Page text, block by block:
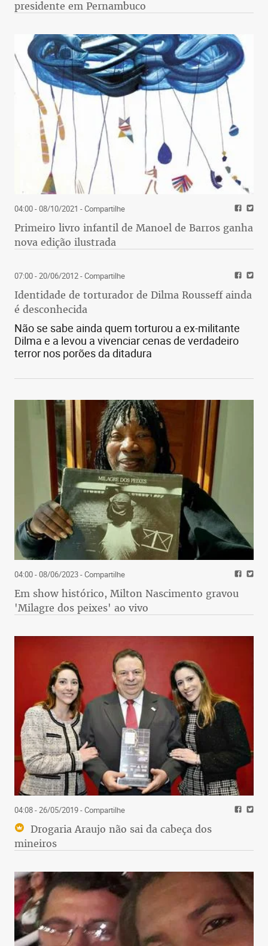
presidente em Pernambuco
04:00 - 08/10/2021 - Compartilhe
Primeiro livro infantil de Manoel de Barros ganha
nova edição ilustrada
07:00 - 20/06/2012- Compartilhe
Identidade de torturador de Dilma Rousseff ainda
é desconhecida
Não se sabe ainda quem torturou a ex-militante
Dilma e a levou a vivenciar cenas de verdadeiro
terror nos porões da ditadura
04:00 - 08/06/2023- Compartilhe
Em show histórico, Milton Nascimento gravou
'Milagre dos peixes' ao vivo
04:08 - 26/05/2019- Compartilhe
Drogaria Araujo não sai da cabeça dos
mineiros